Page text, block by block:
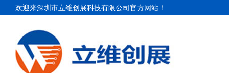
欢迎来深圳市立维创展科技有限公司官方网站！